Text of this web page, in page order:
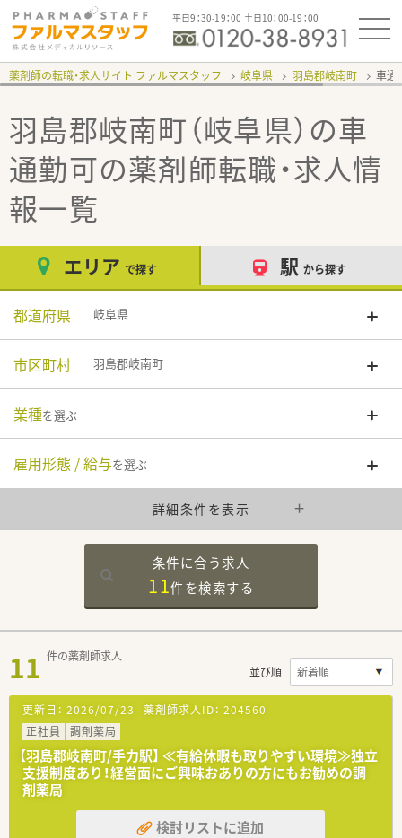
平日9：30-19：00 土日10：00-19：00
薬剤師の転職・求人サイト ファルマスタッフ 岐阜県 羽島郡岐南町 車通
羽島郡岐南町（岐阜県）の車
通勤可の薬剤師転職・求人情
報一覧
エリア で探す 駅 から探す
都道府県 岐阜県
市区町村 羽島郡岐南町
業種を選ぶ
雇用形態 / 給与を選ぶ
詳細条件を表示
条件に合う求人
11件を検索する
11 件の薬剤師求人
並び順
更新日： 2026/07/23 薬剤師求人ID： 204560
正社員
調剤薬局
【羽島郡岐南町/手力駅】 ≪有給休暇も取りやすい環境≫独立
支援制度あり！経営面にご興味おありの方にもお勧めの調
剤薬局
検討リストに追加